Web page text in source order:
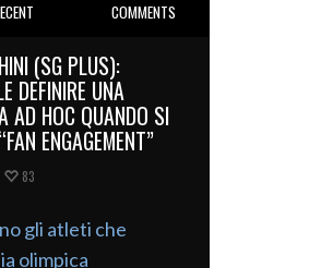
COMMENTS
(SG PLUS):
DEFINIRE UNA
AD HOC QUANDO SI
ENGAGEMENT”
83